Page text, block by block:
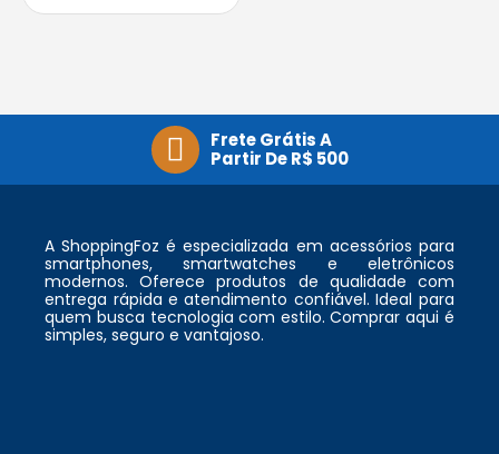
Frete Grátis A
Partir De R$ 500
A ShoppingFoz é especializada em acessórios para
smartphones, smartwatches e eletrônicos
modernos. Oferece produtos de qualidade com
entrega rápida e atendimento confiável. Ideal para
quem busca tecnologia com estilo. Comprar aqui é
simples, seguro e vantajoso.